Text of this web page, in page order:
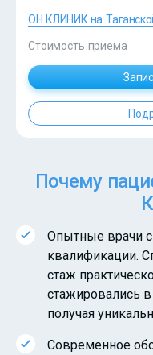
?>
ОН КЛИНИК на
Стоимость приема
Почему
Опытные врачи
квалификации.
стаж
стажировались
получая
Современное